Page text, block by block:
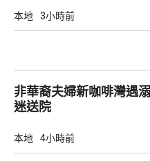
本地 3小時前
非華裔夫婦新咖啡灣遇
迷送院
本地 4小時前